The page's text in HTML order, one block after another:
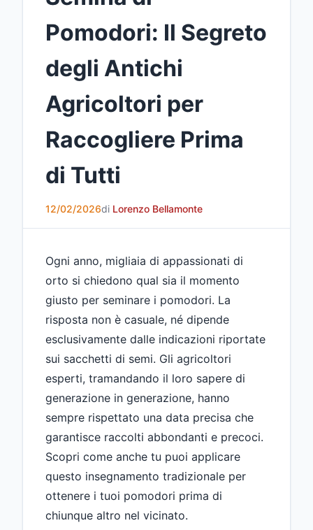
Pomodori: Il Segreto
degli Antichi
Agricoltori per
Raccogliere Prima
di Tutti
12/02/2026di Lorenzo Bellamonte
Ogni anno, migliaia di appassionati di
orto si chiedono qual sia il momento
giusto per seminare i pomodori. La
risposta non è casuale, né dipende
esclusivamente dalle indicazioni riportate
sui sacchetti di semi. Gli agricoltori
esperti, tramandando il loro sapere di
generazione in generazione, hanno
sempre rispettato una data precisa che
garantisce raccolti abbondanti e precoci.
Scopri come anche tu puoi applicare
questo insegnamento tradizionale per
ottenere i tuoi pomodori prima di
chiunque altro nel vicinato.